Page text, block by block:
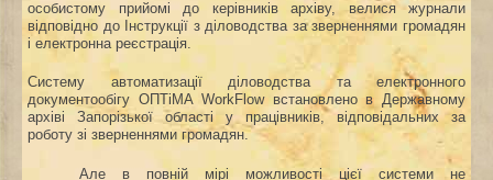
особистому прийомі до керівників архіву, велися журнали
відповідно до Інструкції з діловодства за зверненнями громадян
і електронна реєстрація.
Систему автоматизації діловодства та електронного
документообігу ОПТіМА WorkFlow встановлено в Державному
архіві Запорізької області у працівників, відповідальних за
роботу зі зверненнями громадян.
Але в повній мірі можливості цієї системи не